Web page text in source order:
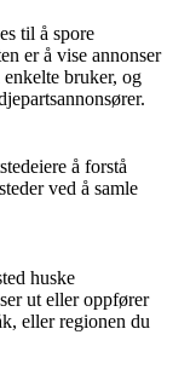
til å spore
er å vise annonser
enkelte bruker, og
å forstå
ved å samle
huske
ut eller oppfører
eller regionen du